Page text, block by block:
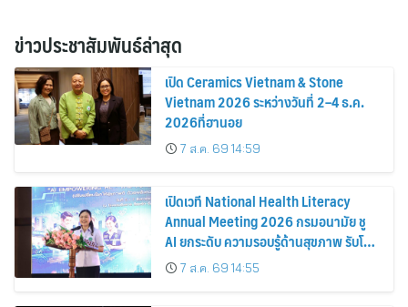
ข่าวประชาสัมพันธ์ล่าสุด
เปิด Ceramics Vietnam & Stone
Vietnam 2026 ระหว่างวันที่ 2–4 ธ.ค.
2026ที่ฮานอย
7 ส.ค. 69 14:59
เปิดเวที National Health Literacy
Annual Meeting 2026 กรมอนามัย ชู
AI ยกระดับ ความรอบรู้ด้านสุขภาพ รับโลก
อนาคต
7 ส.ค. 69 14:55